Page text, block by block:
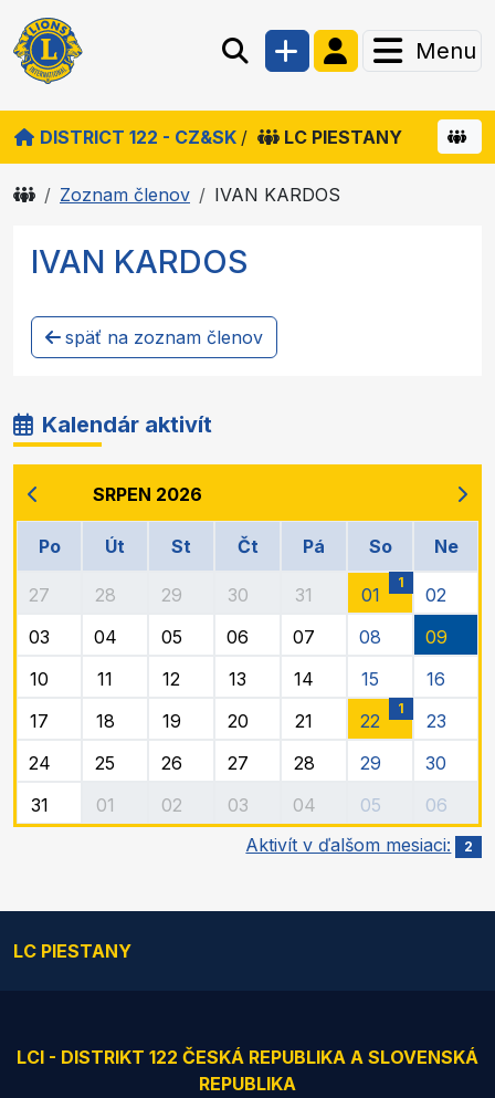
Menu
DISTRICT 122 - CZ&SK / LC PIESTANY
Zoznam členov IVAN KARDOS
IVAN KARDOS
späť na zoznam členov
Kalendár aktivít
SRPEN 2026
Po Út St Čt Pá So Ne
27 28 29 30 31 01
1
02
03
04 05 06 07 08
09
10
11 12 13 14 15
16
17
18 19 20 21 22
1
23
24
25 26 27 28 29
30
31
01 02 03 04 05
06
Aktivít v ďalšom mesiaci:
2
LC PIESTANY
LCI - DISTRIKT 122 ČESKÁ REPUBLIKA A SLOVENSKÁ
REPUBLIKA